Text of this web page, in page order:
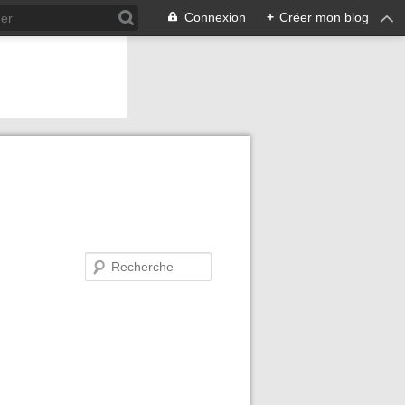
Connexion + Créer mon blog